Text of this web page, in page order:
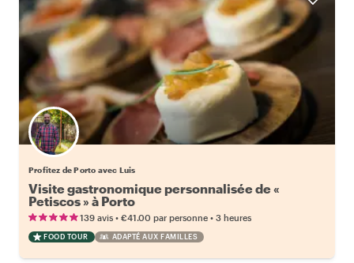
Profitez de Porto avec Luis
Visite gastronomique personnalisée de «
Petiscos » à Porto
139 avis • €41.00 par personne • 3 heures
FOOD TOUR ADAPTÉ AUX FAMILLES